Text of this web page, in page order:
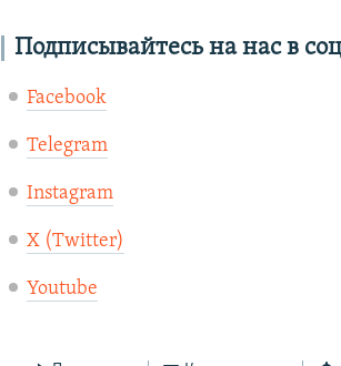
Подписывайтесь на нас в
Facebook
Telegram
Instagram
X (Twitter)
Youtube